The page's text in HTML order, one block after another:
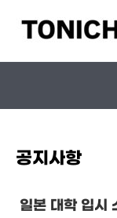
로
뛰
공지사항
일본 대학 입시